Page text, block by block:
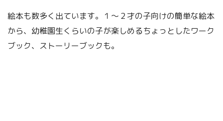
絵本も数多く出ています。１～２才の子向けの簡単な絵本
から、幼稚園生くらいの子が楽しめるちょっとしたワーク
ブック、ストーリーブックも。